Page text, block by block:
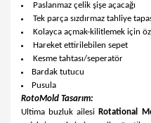
Paslanmaz çelik şişe açacağı
Tek parça sızdırmaz tahliye
Kolayca açmak-kilitlemek için
Hareket ettirilebilen sepet
Kesme tahtası/seperatör
Bardak tutucu
Pusula
RotoMold Tasarım:
Ultima buzluk ailesi Rotational